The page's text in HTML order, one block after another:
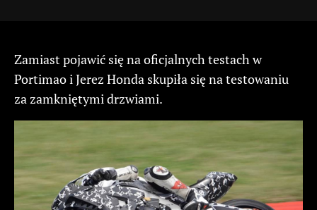
Zamiast pojawić się na oficjalnych testach w
Portimao i Jerez Honda skupiła się na testowaniu
za zamkniętymi drzwiami.